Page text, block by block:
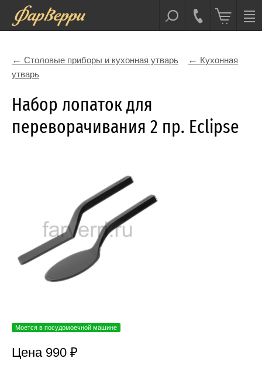
Столовые приборы и кухонная утварь
Кухонная
утварь
Набор лопаток для
переворачивания 2 пр. Eclipse
Моется в посудомоечной машине
Цена 990 ₽